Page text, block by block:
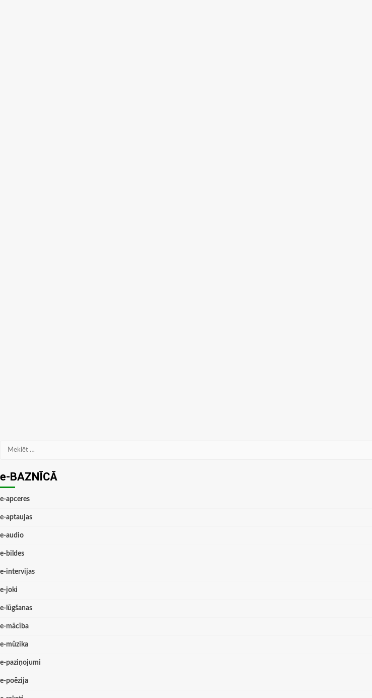
Meklēt:
e-BAZNĪCĀ
e-apceres
e-aptaujas
e-audio
e-bildes
e-intervijas
e-joki
e-lūgšanas
e-mācība
e-mūzika
e-paziņojumi
e-poēzija